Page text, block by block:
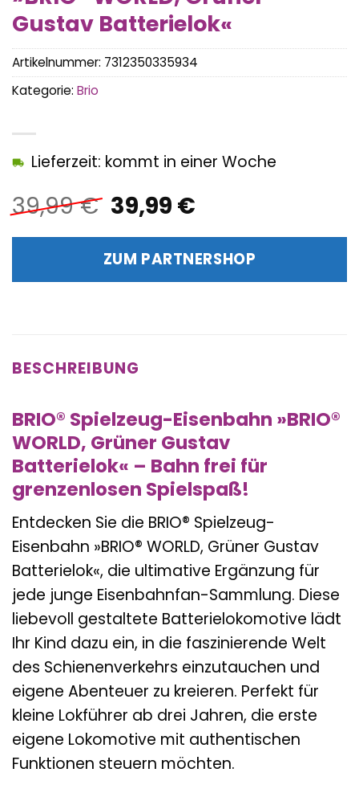
Gustav Batterielok«
39,99€ Ursprünglicher
Preis
war:
39,99 €
39,99 €Aktueller
ist:
39,99 €.
Lieferzeit: kommt in einer Woche
ZUM PARTNERSHOP
Artikelnummer: 7312350335934
Kategorie: Brio
BESCHREIBUNG
BRIO® Spielzeug-Eisenbahn »BRIO®
WORLD, Grüner Gustav
Batterielok« – Bahn frei für
grenzenlosen Spielspaß!
Entdecken Sie die BRIO® Spielzeug-
Eisenbahn »BRIO® WORLD, Grüner Gustav
Batterielok«, die ultimative Ergänzung für
jede junge Eisenbahnfan-Sammlung. Diese
liebevoll gestaltete Batterielokomotive lädt
Ihr Kind dazu ein, in die faszinierende Welt
des Schienenverkehrs einzutauchen und
eigene Abenteuer zu kreieren. Perfekt für
kleine Lokführer ab drei Jahren, die erste
eigene Lokomotive mit authentischen
Funktionen steuern möchten.